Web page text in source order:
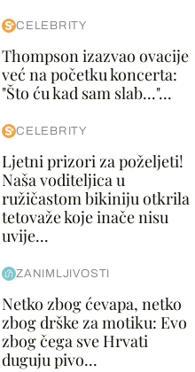
CELEBRITY
Thompson izazvao ovacije
već na početku koncerta:
"Što ću kad sam slab..."...
CELEBRITY
Ljetni prizori za poželjeti!
Naša voditeljica u
ružičastom bikiniju otkrila
tetovaže koje inače nisu
uvije...
ZANIMLJIVOSTI
Netko zbog ćevapa, netko
zbog drške za motiku: Evo
zbog čega sve Hrvati
duguju pivo...